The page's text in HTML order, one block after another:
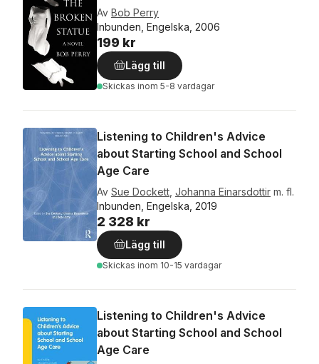
Av Bob Perry
Inbunden, Engelska, 2006
199 kr
Lägg till
Skickas inom 5-8 vardagar
Listening to Children's Advice
about Starting School and School
Age Care
Av Sue Dockett Johanna Einarsdottir m. fl.
Inbunden, Engelska, 2019
2 328 kr
Lägg till
Skickas inom 10-15 vardagar
Listening to Children's Advice
about Starting School and School
Age Care